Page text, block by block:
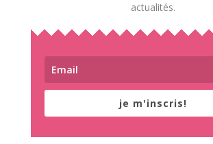
actualités.
je m'inscris!